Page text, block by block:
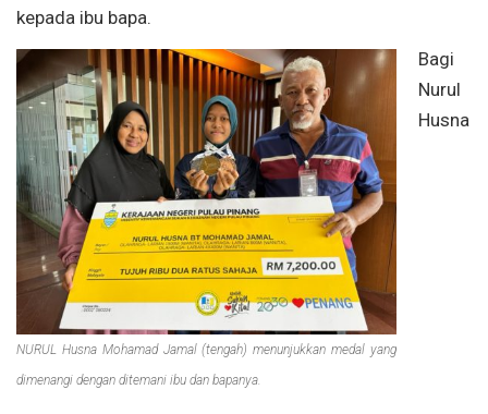
kepada ibu bapa.
NURUL Husna Mohamad Jamal (tengah) menunjukkan medal yang
dimenangi dengan ditemani ibu dan bapanya.
Bagi
Nurul
Husna